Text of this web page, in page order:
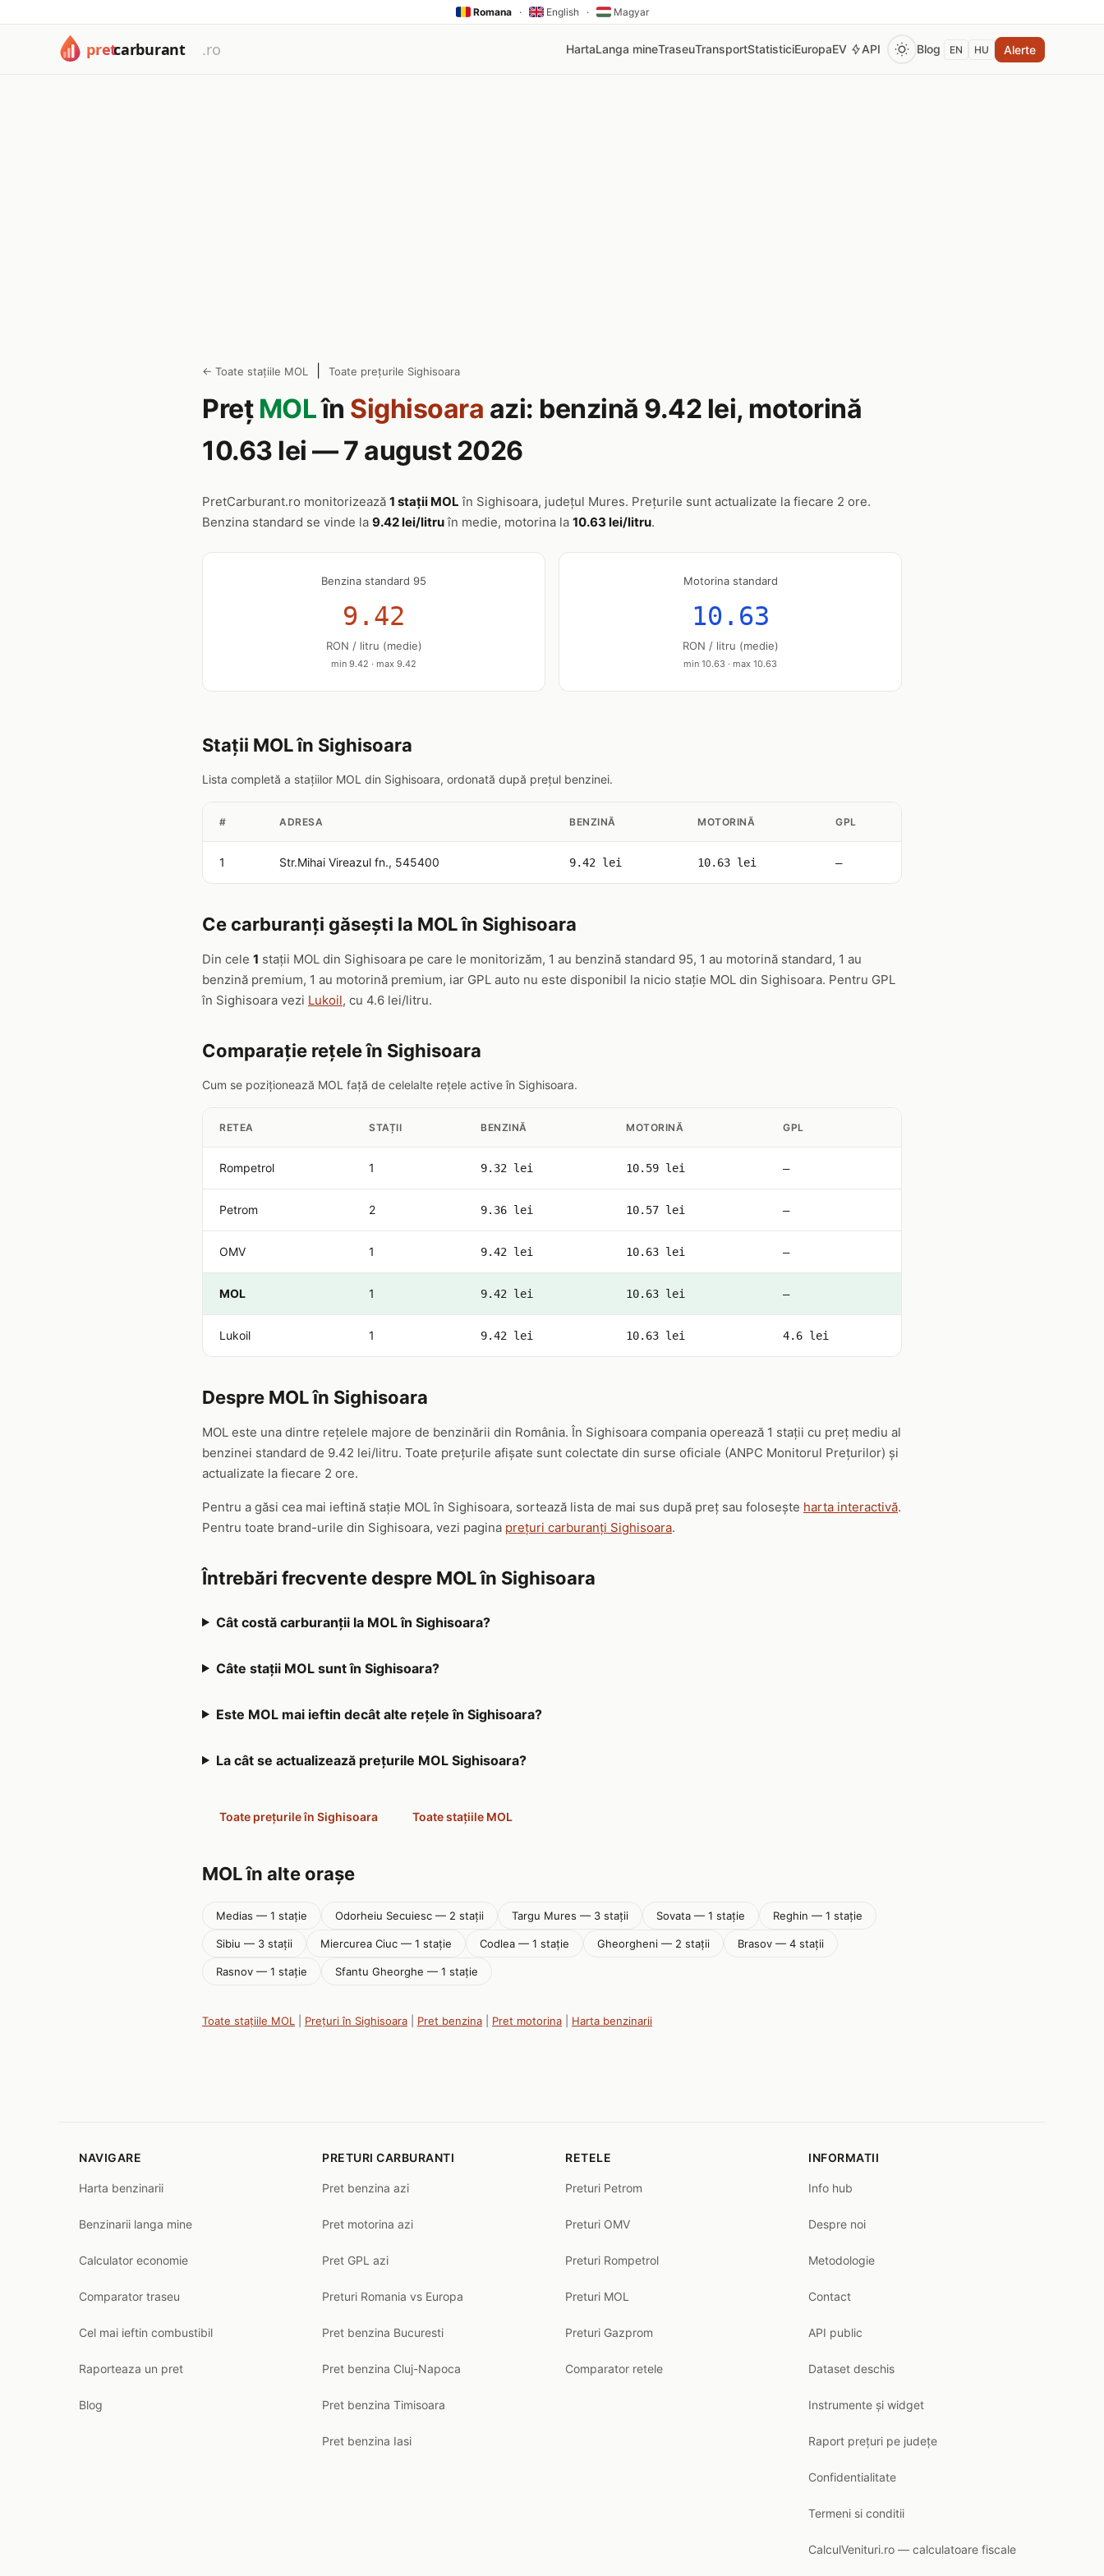
Romana · English · Magyar
HartaLanga mineTraseuTransportStatisticiEuropaEV API Blog EN HU Alerte
← Toate stațiile MOL Toate prețurile Sighisoara
Preț MOLîn Sighisoara azi: benzină 9.42 lei, motorină
10.63 lei — 7 august 2026
PretCarburant.ro monitorizează 1 stații MOL în Sighisoara, județul Mures. Prețurile sunt actualizate la fiecare 2 ore.
Benzina standard se vinde la 9.42 lei/litruîn medie, motorina la 10.63 lei/litru.
Benzina standard 95
9.42
RON / litru (medie)
min 9.42 · max 9.42
Motorina standard
10.63
RON / litru (medie)
min 10.63 · max 10.63
Stații MOL în Sighisoara
Lista completă a stațiilor MOL din Sighisoara, ordonată după prețul benzinei.
# ADRESA BENZINĂ MOTORINĂ GPL
1 Str.Mihai Vireazul fn., 545400 9.42 lei 10.63 lei —
Ce carburanți găsești la MOL în Sighisoara
Din cele 1 stații MOL din Sighisoara pe care le monitorizăm, 1 au benzină standard 95, 1 au motorină standard, 1 au
benzină premium, 1 au motorină premium, iar GPL auto nu este disponibil la nicio stație MOL din Sighisoara. Pentru GPL
în Sighisoara vezi Lukoil, cu 4.6 lei/litru.
Comparație rețele în Sighisoara
Cum se poziționează MOL față de celelalte rețele active în Sighisoara.
RETEA STAȚII BENZINĂ MOTORINĂ GPL
Rompetrol 1 9.32 lei 10.59 lei —
Petrom 2 9.36 lei 10.57 lei —
OMV 1 9.42 lei 10.63 lei —
MOL 1 9.42 lei 10.63 lei —
Lukoil 1 9.42 lei 10.63 lei 4.6 lei
Despre MOL în Sighisoara
MOL este una dintre rețelele majore de benzinării din România. În Sighisoara compania operează 1 stații cu preț mediu al
benzinei standard de 9.42 lei/litru. Toate prețurile afișate sunt colectate din surse oficiale (ANPC Monitorul Prețurilor) și
actualizate la fiecare 2 ore.
Pentru a găsi cea mai ieftină stație MOL în Sighisoara, sortează lista de mai sus după preț sau folosește harta interactivă.
Pentru toate brand-urile din Sighisoara, vezi pagina prețuri carburanți Sighisoara.
Întrebări frecvente despre MOL în Sighisoara
Cât costă carburanții la MOL în Sighisoara?
Câte stații MOL sunt în Sighisoara?
Este MOL mai ieftin decât alte rețele în Sighisoara?
La cât se actualizează prețurile MOL Sighisoara?
Toate prețurile în Sighisoara Toate stațiile MOL
MOL în alte orașe
Medias — 1 stație Odorheiu Secuiesc — 2 stații Targu Mures — 3 stații Sovata — 1 stație Reghin — 1 stație
Sibiu — 3 stații Miercurea Ciuc — 1 stație Codlea — 1 stație Gheorgheni — 2 stații Brasov — 4 stații
Rasnov — 1 stație Sfantu Gheorghe — 1 stație
Toate stațiile MOL Prețuri în Sighisoara Pret benzina Pret motorina Harta benzinarii
NAVIGARE
Harta benzinarii
Benzinarii langa mine
Calculator economie
Comparator traseu
Cel mai ieftin combustibil
Raporteaza un pret
Blog
PRETURI CARBURANTI
Pret benzina azi
Pret motorina azi
Pret GPL azi
Preturi Romania vs Europa
Pret benzina Bucuresti
Pret benzina Cluj-Napoca
Pret benzina Timisoara
Pret benzina Iasi
RETELE
Preturi Petrom
Preturi OMV
Preturi Rompetrol
Preturi MOL
Preturi Gazprom
Comparator retele
INFORMATII
Info hub
Despre noi
Metodologie
Contact
API public
Dataset deschis
Instrumente și widget
Raport prețuri pe județe
Confidentialitate
Termeni si conditii
CalculVenituri.ro — calculatoare fiscale